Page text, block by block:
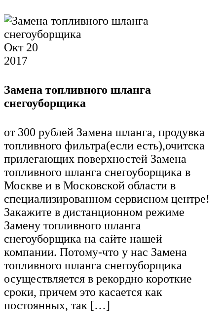
Окт 20
2017
Замена топливного шланга
снегоуборщика
от 300 рублей Замена шланга, продувка
топливного фильтра(если есть),очитска
прилегающих поверхностей Замена
топливного шланга снегоуборщика в
Москве и в Московской области в
специализированном сервисном центре!
Закажите в дистанционном режиме
Замену топливного шланга
снегоуборщика на сайте нашей
компании. Потому-что у нас Замена
топливного шланга снегоуборщика
осуществляется в рекордно короткие
сроки, причем это касается как
постоянных, так […]